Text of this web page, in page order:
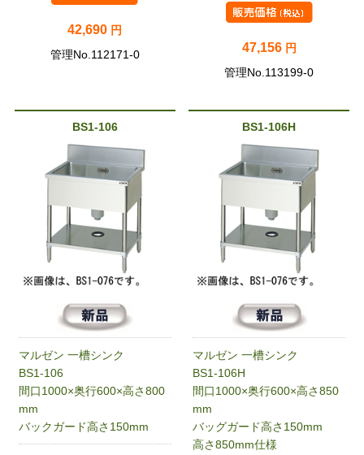
42,690 円
管理No.112171-0 47,156 円
管理No.113199-0
BS1-106
マルゼン 一槽シンク
BS1-106
間口1000×奥行600×高さ800
mm
バックガード高さ150mm
BS1-106H
マルゼン 一槽シンク
BS1-106H
間口1000×奥行600×高さ850
mm
バッグガード高さ150mm
高さ850mm仕様